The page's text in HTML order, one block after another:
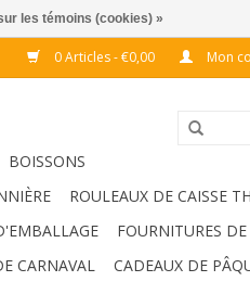
0 Articles - €0,00 Mon
BOISSONS
ROULEAUX DE CAISSE
FOURNITURES
CARNAVAL
CADEAUX DE
les témoins (cookies) »